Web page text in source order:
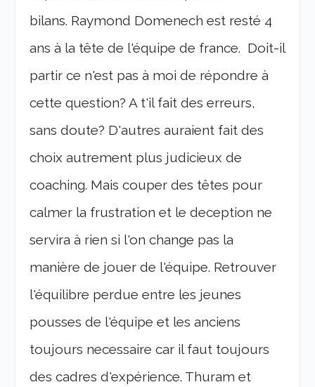
bilans. Raymond Domenech est resté 4
ans à la tête de l'équipe de france. Doit-il
partir ce n'est pas à moi de répondre à
cette question? A t'il fait des erreurs,
sans doute? D'autres auraient fait des
choix autrement plus judicieux de
coaching. Mais couper des têtes pour
calmer la frustration et le deception ne
servira à rien si l'on change pas la
manière de jouer de l'équipe. Retrouver
l'équilibre perdue entre les jeunes
pousses de l'équipe et les anciens
toujours necessaire car il faut toujours
des cadres d'expérience. Thuram et